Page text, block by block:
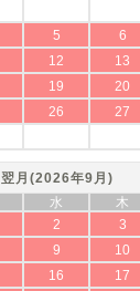
5 6
12 13
19 20
26 27
翌月(2026年9月)
水 木
2 3
9 10
16 17